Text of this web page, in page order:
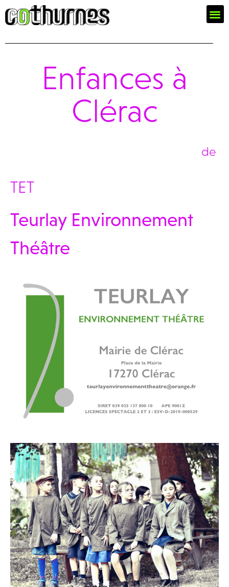
Enfances à
Clérac
de
TET
Teurlay Environnement
Théâtre